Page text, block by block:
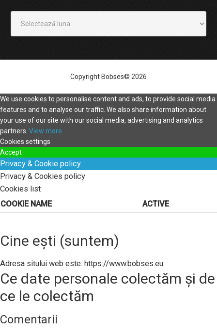
Copyright Bobses© 2026
We use cookies to personalise content and ads, to provide social media
features and to analyse our traffic. We also share information about
your use of our site with our social media, advertising and analytics
partners. View more
Cookies settings
Accept
Privacy & Cookie policy
Privacy & Cookies policy
Cookies list
COOKIE NAME
ACTIVE
Cine ești (suntem)
Adresa sitului web este: https://www.bobses.eu.
Ce date personale colectăm și de
ce le colectăm
Comentarii